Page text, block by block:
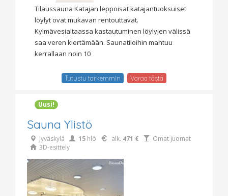
Tilaussauna Katajan leppoisat katajantuoksuiset
löylyt ovat mukavan rentouttavat.
Kylmävesialtaassa kastautuminen löylyjen välissä
saa veren kiertämään. Saunatiloihin mahtuu
kerrallaan noin 10
Tutustu tarkemmin Varaa tästä
Uusi!
Sauna Ylistö
Jyväskylä 15 hlö alk. 471 €
Omat juomat
3D-esittely